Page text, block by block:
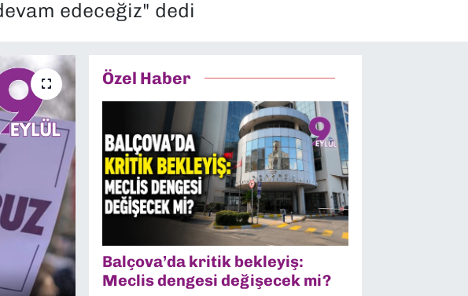
edeceğiz" dedi
Özel Haber
Balçova’da kritik bekleyiş:
Meclis dengesi değişecek mi?